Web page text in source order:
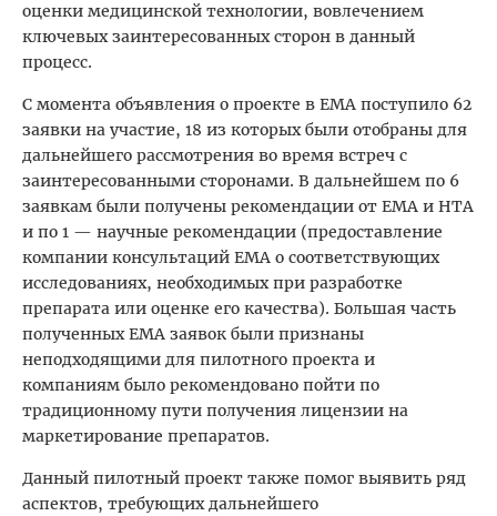
оценки медицинской технологии, вовлечением
ключевых заинтересованных сторон в данный
процесс.
С момента объявления о проекте в ЕМА поступило 62
заявки на участие, 18 из которых были отобраны для
дальнейшего рассмотрения во время встреч с
заинтересованными сторонами. В дальнейшем по 6
заявкам были получены рекомендации от ЕМА и HТА
и по 1 — научные рекомендации (предоставление
компании консультаций ЕМА о соответствующих
исследованиях, необходимых при разработке
препарата или оценке его качества). Большая часть
полученных ЕМА заявок были признаны
неподходящими для пилотного проекта и
компаниям было рекомендовано пойти по
традиционному пути получения лицензии на
маркетирование препаратов.
Данный пилотный проект также помог выявить ряд
аспектов, требующих дальнейшего